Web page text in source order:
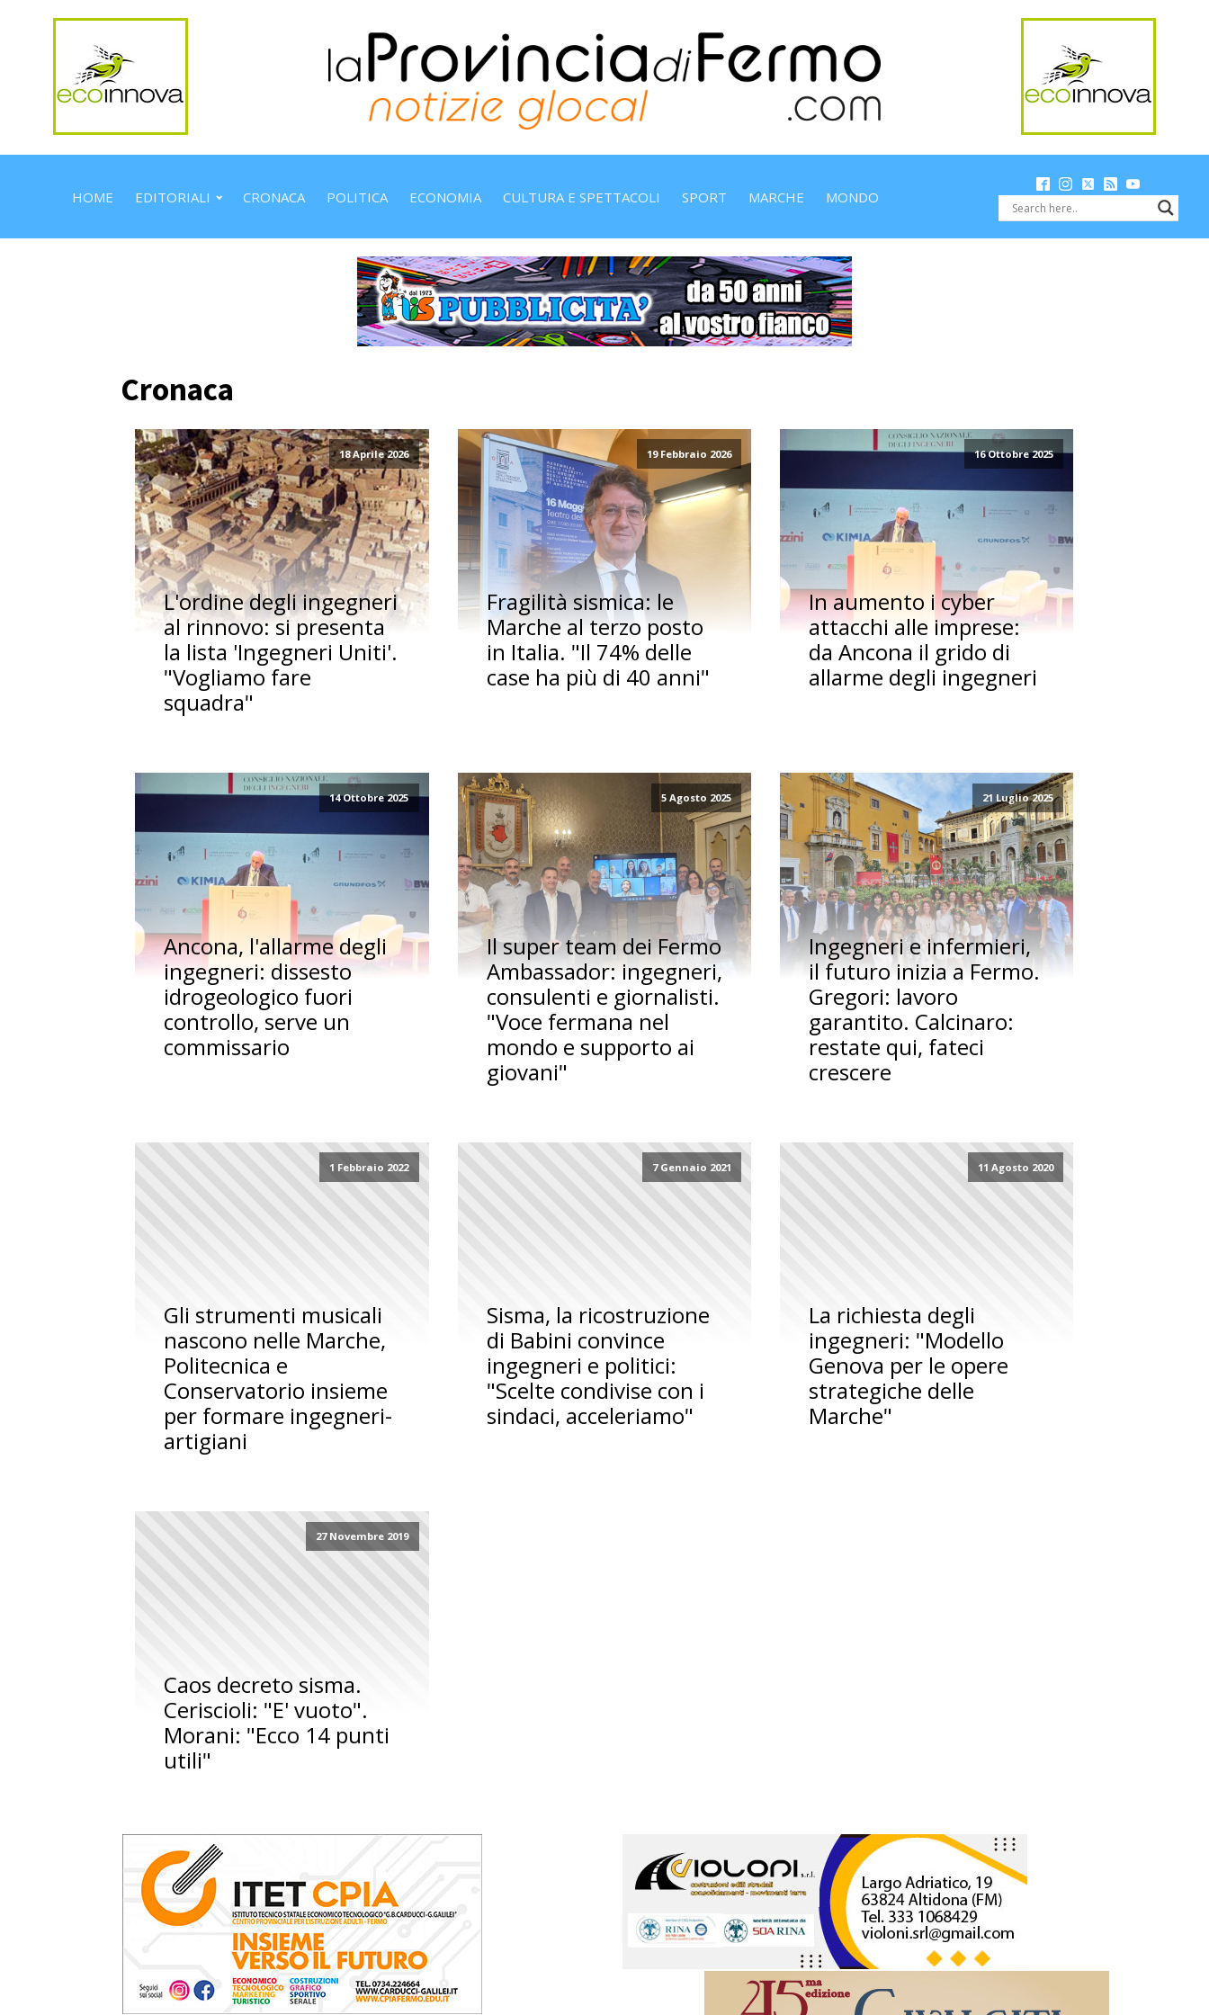
HOME EDITORIALI CRONACA POLITICA ECONOMIA CULTURA E SPETTACOLI SPORT MARCHE MONDO
Cronaca
18 Aprile 2026
L'ordine degli ingegneri
al rinnovo: si presenta
la lista 'Ingegneri Uniti'.
"Vogliamo fare
squadra"
19 Febbraio 2026
Fragilità sismica: le
Marche al terzo posto
in Italia. "Il 74% delle
case ha più di 40 anni"
16 Ottobre 2025
In aumento i cyber
attacchi alle imprese:
da Ancona il grido di
allarme degli ingegneri
14 Ottobre 2025
Ancona, l'allarme degli
ingegneri: dissesto
idrogeologico fuori
controllo, serve un
commissario
5 Agosto 2025
Il super team dei Fermo
Ambassador: ingegneri,
consulenti e giornalisti.
"Voce fermana nel
mondo e supporto ai
giovani"
21 Luglio 2025
Ingegneri e infermieri,
il futuro inizia a Fermo.
Gregori: lavoro
garantito. Calcinaro:
restate qui, fateci
crescere
1 Febbraio 2022
Gli strumenti musicali
nascono nelle Marche,
Politecnica e
Conservatorio insieme
per formare ingegneri-
artigiani
7 Gennaio 2021
Sisma, la ricostruzione
di Babini convince
ingegneri e politici:
"Scelte condivise con i
sindaci, acceleriamo"
11 Agosto 2020
La richiesta degli
ingegneri: "Modello
Genova per le opere
strategiche delle
Marche"
27 Novembre 2019
Caos decreto sisma.
Ceriscioli: "E' vuoto".
Morani: "Ecco 14 punti
utili"